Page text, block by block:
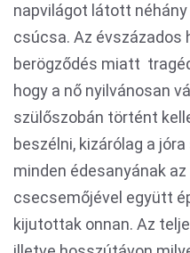
napvilágot látott
csúcsa. Az évszázados
berögződés miatt
hogy a nő nyilvánosan
szülőszobán történt
beszélni, kizárólag a
minden édesanyának
csecsemőjével együtt
kijutottak onnan. Az